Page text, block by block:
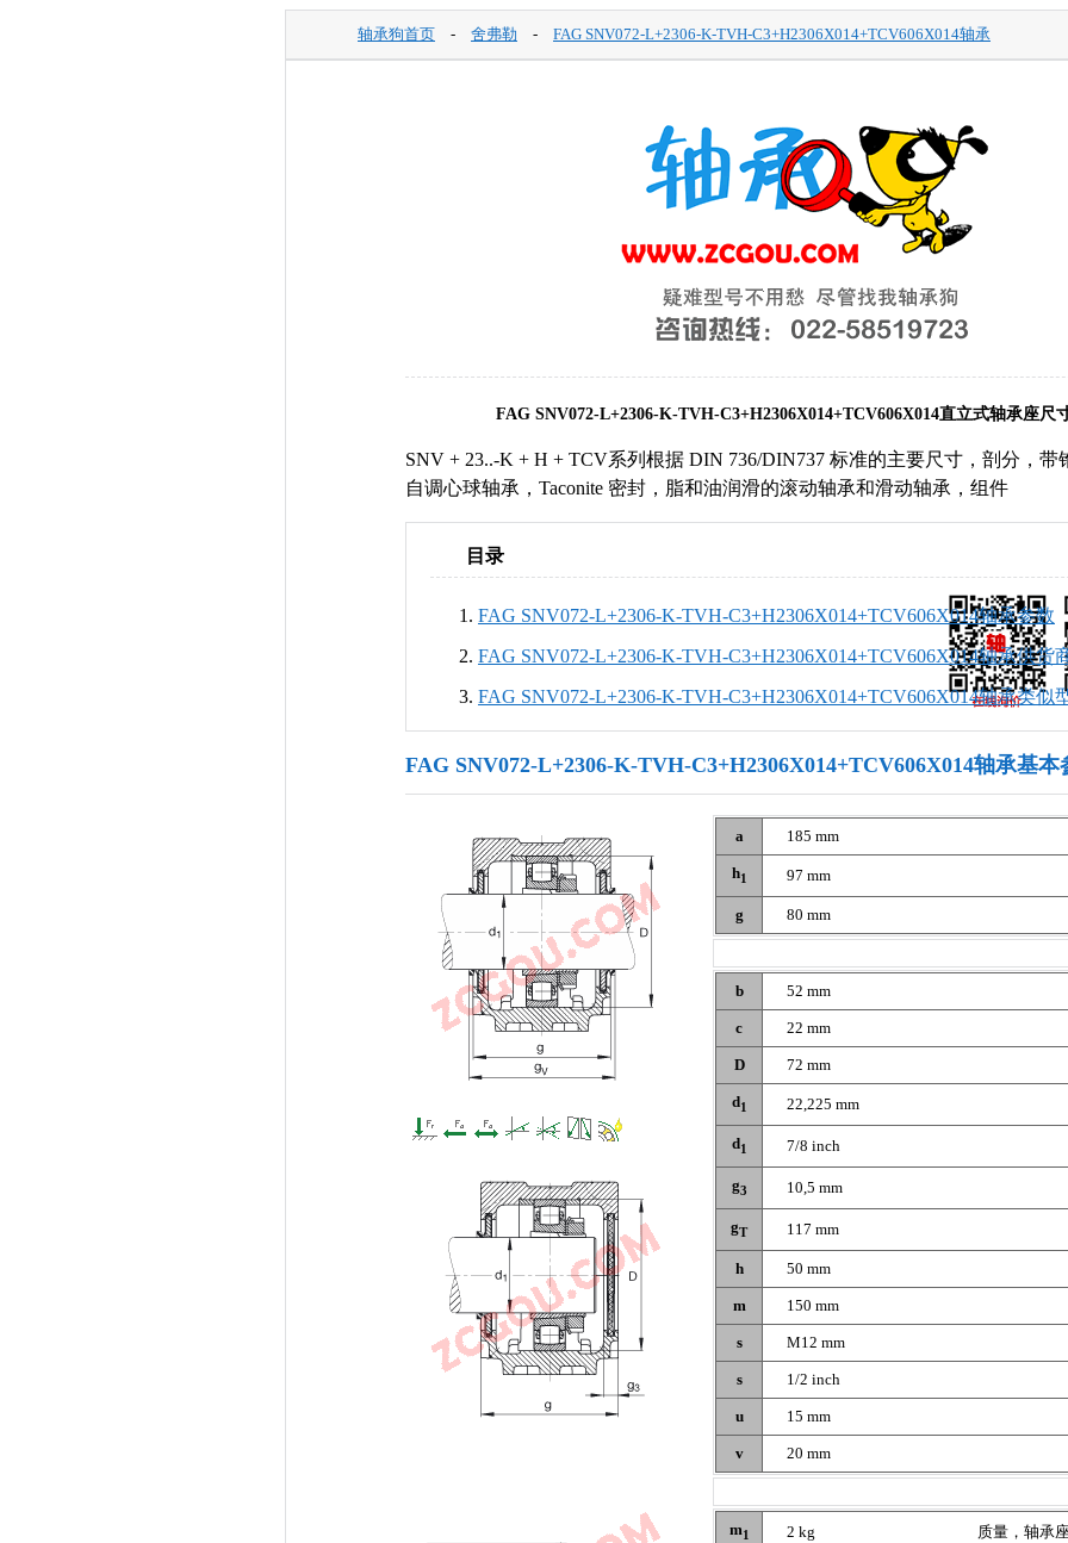
轴承狗首页 - 舍弗勒 - FAG SNV072-L+2306-K-TVH-C3+H2306X014+TCV606X014轴承
FAG SNV072-L+2306-K-TVH-C3+H2306X014+TCV606X014直立式轴承座尺
SNV + 23..-K + H + TCV系列根据 DIN 736/DIN737 标准的主要尺寸，剖分，带
自调心球轴承，Taconite 密封，脂和油润滑的滚动轴承和滑动轴承，组件
目录
FAG SNV072-L+2306-K-TVH-C3+H2306X014+TCV606X014轴承参数
FAG SNV072-L+2306-K-TVH-C3+H2306X014+TCV606X014轴承供货
FAG SNV072-L+2306-K-TVH-C3+H2306X014+TCV606X014轴承类似
FAG SNV072-L+2306-K-TVH-C3+H2306X014+TCV606X014轴承基本
a 185 mm
h1 97 mm
g 80 mm
b 52 mm
c 22 mm
D 72 mm
d1 22,225 mm
d1 7/8 inch
g3 10,5 mm
gT 117 mm
h 50 mm
m 150 mm
s M12 mm
s 1/2 inch
u 15 mm
v 20 mm
m1 2 kg
质量，轴承